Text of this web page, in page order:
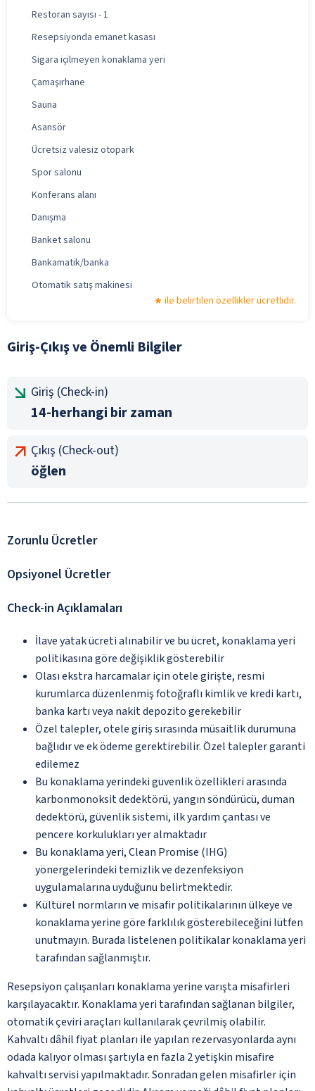
Restoran sayısı - 1
Resepsiyonda emanet kasası
Sigara içilmeyen konaklama yeri
Çamaşırhane
Sauna
Asansör
Ücretsiz valesiz otopark
Spor salonu
Konferans alanı
Danışma
Banket salonu
Bankamatik/banka
Otomatik satış makinesi
ile belirtilen özellikler ücretlidir.
Giriş-Çıkış ve Önemli Bilgiler
Giriş (Check-in)
14-herhangi bir zaman
Çıkış (Check-out)
öğlen
Zorunlu Ücretler
Opsiyonel Ücretler
Check-in Açıklamaları
İlave yatak ücreti alınabilir ve bu ücret, konaklama yeri
politikasına göre değişiklik gösterebilir
Olası ekstra harcamalar için otele girişte, resmi
kurumlarca düzenlenmiş fotoğraflı kimlik ve kredi kartı,
banka kartı veya nakit depozito gerekebilir
Özel talepler, otele giriş sırasında müsaitlik durumuna
bağlıdır ve ek ödeme gerektirebilir. Özel talepler garanti
edilemez
Bu konaklama yerindeki güvenlik özellikleri arasında
karbonmonoksit dedektörü, yangın söndürücü, duman
dedektörü, güvenlik sistemi, ilk yardım çantası ve
pencere korkulukları yer almaktadır
Bu konaklama yeri, Clean Promise (IHG)
yönergelerindeki temizlik ve dezenfeksiyon
uygulamalarına uyduğunu belirtmektedir.
Kültürel normların ve misafir politikalarının ülkeye ve
konaklama yerine göre farklılık gösterebileceğini lütfen
unutmayın. Burada listelenen politikalar konaklama yeri
tarafından sağlanmıştır.
Resepsiyon çalışanları konaklama yerine varışta misafirleri
karşılayacaktır. Konaklama yeri tarafından sağlanan bilgiler,
otomatik çeviri araçları kullanılarak çevrilmiş olabilir.
Kahvaltı dâhil fiyat planları ile yapılan rezervasyonlarda aynı
odada kalıyor olması şartıyla en fazla 2 yetişkin misafire
kahvaltı servisi yapılmaktadır. Sonradan gelen misafirler için